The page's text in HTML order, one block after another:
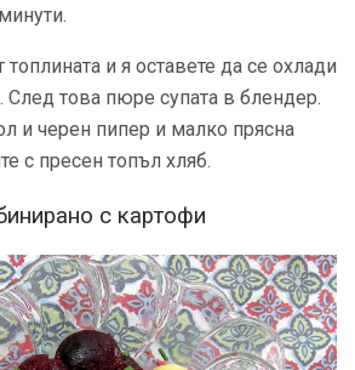
топлината и я оставете да се охлади
След това пюре супата в блендер.
и черен пипер и малко прясна
с пресен топъл хляб.
с картофи